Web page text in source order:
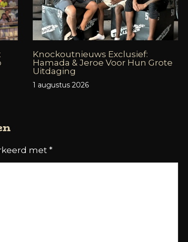
Knockoutnieuws Exclusief:
Hamada & Jeroe Voor Hun Grote
Uitdaging
1 augustus 2026
met *